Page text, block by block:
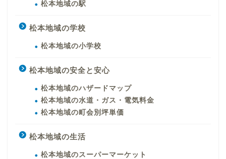
松本地域の駅
松本地域の学校
松本地域の小学校
松本地域の安全と安心
松本地域のハザードマップ
松本地域の水道・ガス・電気料金
松本地域の町会別坪単価
松本地域の生活
松本地域のスーパーマーケット